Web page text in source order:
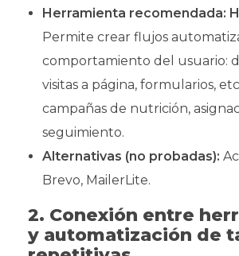
Herramienta recomendada:
Permite crear flujos
comportamiento del usuario:
visitas a página, formularios,
campañas de nutrición,
seguimiento.
Alternativas (no probadas):
Brevo, MailerLite.
2. Conexión entre
y automatización de